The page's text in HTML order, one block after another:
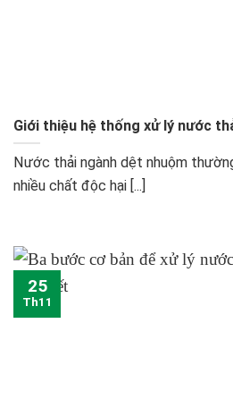
Giới thiệu hệ thống xử lý nước
Nước thải ngành dệt nhuộm
nhiều chất độc hại [...]
25
Th11